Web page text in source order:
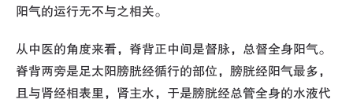
阳气的运行无不与之相关。
从中医的角度来看，脊背正中间是督脉，总督全身阳气。
脊背两旁是足太阳膀胱经循行的部位，膀胱经阳气最多，
且与肾经相表里，肾主水，于是膀胱经总管全身的水液代